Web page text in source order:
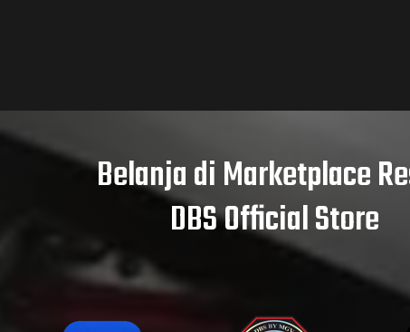
Belanja di Marketplace
DBS Official Store